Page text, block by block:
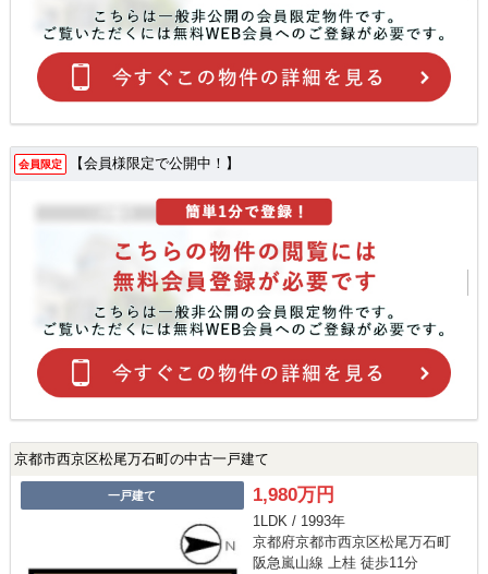
会員限定 【会員様限定で公開中！】
京都市西京区松尾万石町の中古一戸建て
一戸建て 1,980万円
1LDK / 1993年
京都府京都市西京区松尾万石町
阪急嵐山線 上桂 徒歩11分